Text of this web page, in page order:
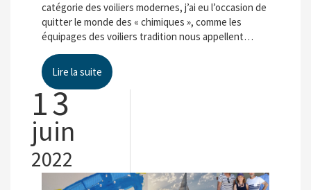
catégorie des voiliers modernes, j’ai eu l’occasion de
quitter le monde des « chimiques », comme les
équipages des voiliers tradition nous appellent…
Lire la suite
13
juin
2022